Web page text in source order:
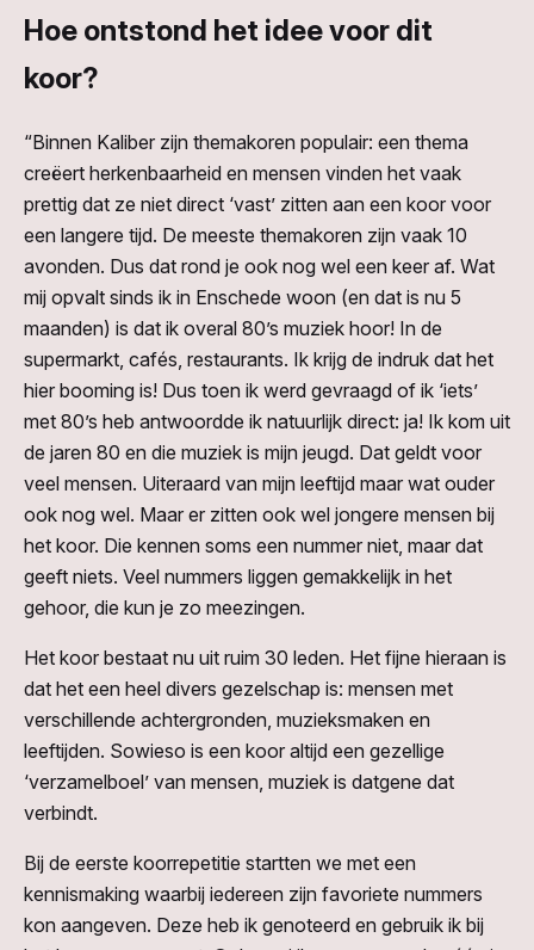
Hoe ontstond het idee voor dit
koor?
“Binnen Kaliber zijn themakoren populair: een thema
creëert herkenbaarheid en mensen vinden het vaak
prettig dat ze niet direct ‘vast’ zitten aan een koor voor
een langere tijd. De meeste themakoren zijn vaak 10
avonden. Dus dat rond je ook nog wel een keer af. Wat
mij opvalt sinds ik in Enschede woon (en dat is nu 5
maanden) is dat ik overal 80’s muziek hoor! In de
supermarkt, cafés, restaurants. Ik krijg de indruk dat het
hier booming is! Dus toen ik werd gevraagd of ik ‘iets’
met 80’s heb antwoordde ik natuurlijk direct: ja! Ik kom uit
de jaren 80 en die muziek is mijn jeugd. Dat geldt voor
veel mensen. Uiteraard van mijn leeftijd maar wat ouder
ook nog wel. Maar er zitten ook wel jongere mensen bij
het koor. Die kennen soms een nummer niet, maar dat
geeft niets. Veel nummers liggen gemakkelijk in het
gehoor, die kun je zo meezingen.
Het koor bestaat nu uit ruim 30 leden. Het fijne hieraan is
dat het een heel divers gezelschap is: mensen met
verschillende achtergronden, muzieksmaken en
leeftijden. Sowieso is een koor altijd een gezellige
‘verzamelboel’ van mensen, muziek is datgene dat
verbindt.
Bij de eerste koorrepetitie startten we met een
kennismaking waarbij iedereen zijn favoriete nummers
kon aangeven. Deze heb ik genoteerd en gebruik ik bij